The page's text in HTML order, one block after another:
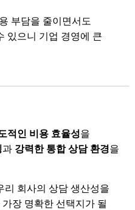
부담을 줄이면서도
있으니 기업 경영에 큰
적인 비용 효율성을
과 강력한 통합 상담 환경을
리 회사의 상담 생산성을
장 명확한 선택지가 될